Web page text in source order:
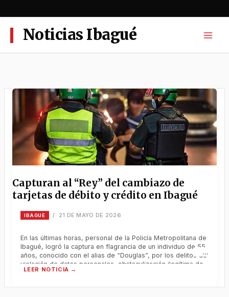
al
contenidoNoticias Ibagué
Capturan al “Rey” del cambiazo de
tarjetas de débito y crédito en Ibagué
IBAGUÉ / 21 DE MAYO DE 2026
En las últimas horas, personal de la Policía Metropolitana de
Ibagué, logró la captura en flagrancia de un individuo de 55
años, conocido con el alias de “Douglas”, por los delitos de
violación de datos personales, obstaculización ilegítima de
sistema informático o red de telecomunicación y falsedad